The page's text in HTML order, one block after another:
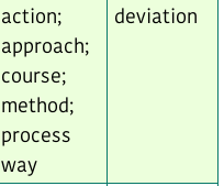
action;
approach;
course;
method;
process
way
deviation